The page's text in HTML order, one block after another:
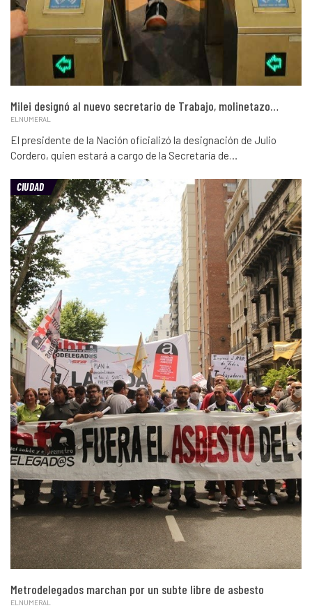
Milei designó al nuevo secretario de Trabajo, molinetazo…
ELNUMERAL
El presidente de la Nación oficializó la designación de Julio
Cordero, quien estará a cargo de la Secretaría de…
CIUDAD
Metrodelegados marchan por un subte libre de asbesto
ELNUMERAL